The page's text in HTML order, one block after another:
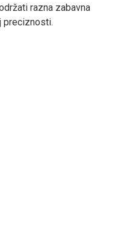
razna zabavna
preciznosti.